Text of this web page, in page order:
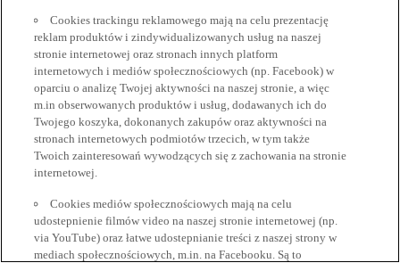
Cookies trackingu reklamowego mają na celu prezentację
reklam produktów i zindywidualizowanych usług na naszej
stronie internetowej oraz stronach innych platform
internetowych i mediów społecznościowych (np. Facebook) w
oparciu o analizę Twojej aktywności na naszej stronie, a więc
m.in obserwowanych produktów i usług, dodawanych ich do
Twojego koszyka, dokonanych zakupów oraz aktywności na
stronach internetowych podmiotów trzecich, w tym także
Twoich zainteresowań wywodzących się z zachowania na stronie
internetowej.
Cookies mediów społecznościowych mają na celu
udostepnienie filmów video na naszej stronie internetowej (np.
via YouTube) oraz łatwe udostepnianie treści z naszej strony w
mediach społecznościowych, m.in. na Facebooku. Są to